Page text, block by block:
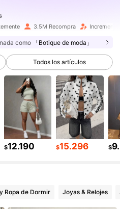
3.5M Recompra
como 「Botique de moda」
Todos los artículos
$12.190 $15.296 $
Ropa de Dormir Joyas & Relojes